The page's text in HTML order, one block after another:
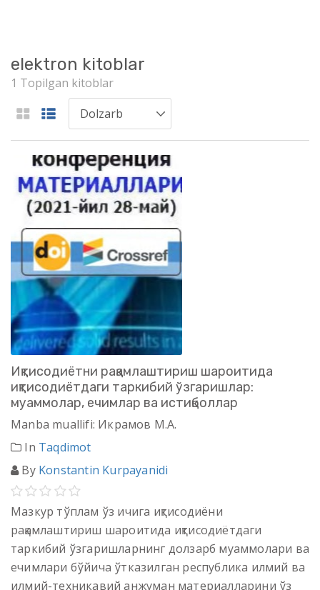
elektron kitoblar
1 Topilgan kitoblar
Иқтисодиётни рақамлаштириш шароитида
иқтисодиётдаги таркибий ўзгаришлар:
муаммолар, ечимлар ва истиқболлар
Manba muallifi: Икрамов М.А.
In Taqdimot
By Konstantin Kurpayanidi
Мазкур тўплам ўз ичига иқтисодиёни
рақамлаштириш шароитида иқтисодиётдаги
таркибий ўзгаришларнинг долзарб муаммолари ва
ечимлари бўйича ўтказилган республика илмий ва
илмий-техникавий анжуман материалларини ўз